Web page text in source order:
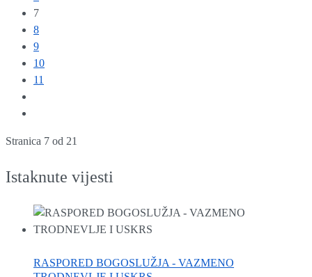
7
8
9
10
11
Stranica 7 od 21
Istaknute vijesti
RASPORED BOGOSLUŽJA - VAZMENO